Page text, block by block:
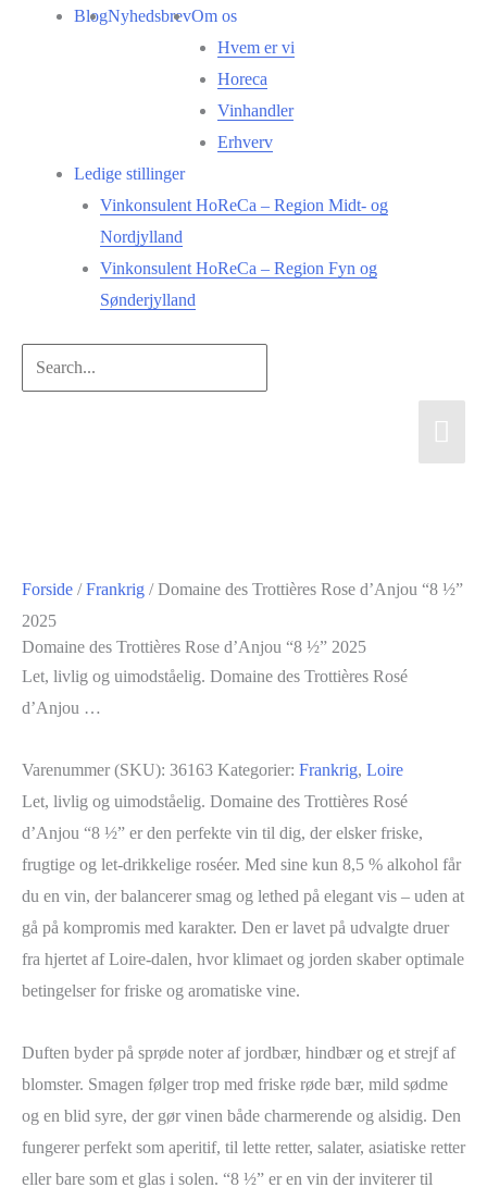
BlogNyhedsbrevOm os
Hvem er vi
Horeca
Vinhandler
Erhverv
Ledige stillinger
Vinkonsulent HoReCa – Region Midt- og
Nordjylland
Vinkonsulent HoReCa – Region Fyn og
Sønderjylland
Search...
Forside /Frankrig / Domaine des Trottières Rose d’Anjou “8 ½”
2025
Domaine des Trottières Rose d’Anjou “8 ½” 2025
Let, livlig og uimodståelig. Domaine des Trottières Rosé
d’Anjou …
Varenummer (SKU): 36163 Kategorier: Frankrig, Loire
Let, livlig og uimodståelig. Domaine des Trottières Rosé
d’Anjou “8 ½” er den perfekte vin til dig, der elsker friske,
frugtige og let-drikkelige roséer. Med sine kun 8,5 % alkohol får
du en vin, der balancerer smag og lethed på elegant vis – uden at
gå på kompromis med karakter. Den er lavet på udvalgte druer
fra hjertet af Loire-dalen, hvor klimaet og jorden skaber optimale
betingelser for friske og aromatiske vine.
Duften byder på sprøde noter af jordbær, hindbær og et strejf af
blomster. Smagen følger trop med friske røde bær, mild sødme
og en blid syre, der gør vinen både charmerende og alsidig. Den
fungerer perfekt som aperitif, til lette retter, salater, asiatiske retter
eller bare som et glas i solen. “8 ½” er en vin der inviterer til